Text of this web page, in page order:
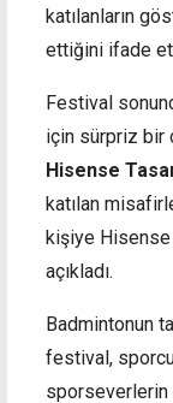
katılanların
ettiğini ifade
Festival
için sürpriz bir
Hisense
katılan
kişiye
açıkladı.
Badmintonun
festival,
sporseverlerin